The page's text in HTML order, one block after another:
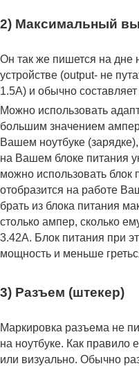
2) Максимальный
Он так же пишется на дне
устройстве (output- не
1.5A) и обычно
Можно использовать
большим значением
Вашем ноутбуке
на Вашем блоке питания
можно использовать блок
отобразится на работе
брать из блока питания
столько ампер, сколько
3.42А. Блок питания при
мощность и меньше
3) Разъем (штекер)
Маркировка разъема не
на ноутбуке. Как правило
или визуально. Обычно